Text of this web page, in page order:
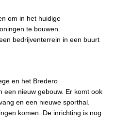
om in het huidige
te bouwen.
bedrijventerrein in een buurt
en het Bredero
een nieuw gebouw. Er komt ook
en een nieuwe sporthal.
komen. De inrichting is nog